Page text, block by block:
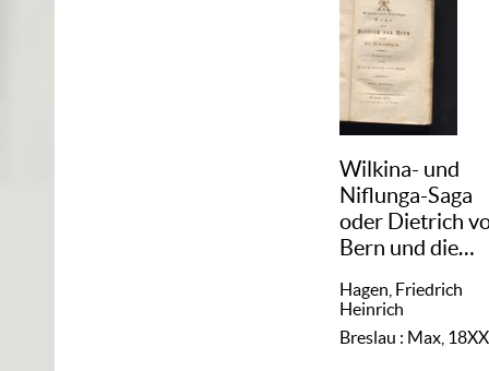
Wilkina- und
Niflunga-Saga
oder Dietrich
Bern und die
Hagen, Friedrich
Heinrich
Breslau : Max, 18XX